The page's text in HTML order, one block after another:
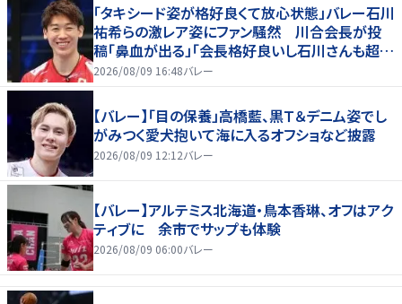
「タキシード姿が格好良くて放心状態」バレー石川
祐希らの激レア姿にファン騒然 川合会長が投
稿「鼻血が出る」「会長格好良いし石川さんも超格
好いい」
2026/08/09 16:48バレー
【バレー】「目の保養」高橋藍、黒Ｔ＆デニム姿でし
がみつく愛犬抱いて海に入るオフショなど披露
2026/08/09 12:12バレー
【バレー】アルテミス北海道・鳥本香琳、オフはアク
ティブに 余市でサップも体験
2026/08/09 06:00バレー